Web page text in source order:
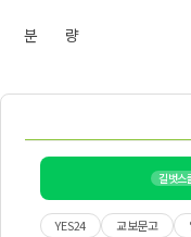
분 량
길벗스
YES24 교보문고